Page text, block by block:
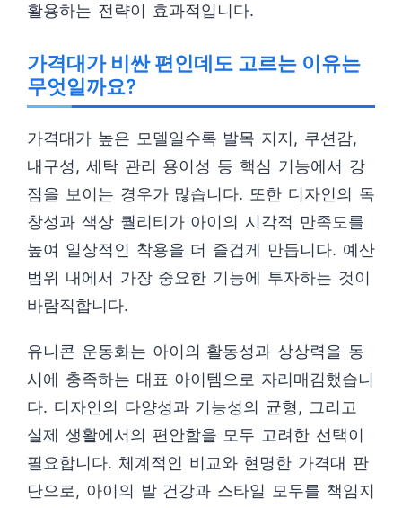
활용하는 전략이 효과적입니다.
가격대가 비싼 편인데도 고르는 이유는
무엇일까요?
가격대가 높은 모델일수록 발목 지지, 쿠션감,
내구성, 세탁 관리 용이성 등 핵심 기능에서 강
점을 보이는 경우가 많습니다. 또한 디자인의 독
창성과 색상 퀄리티가 아이의 시각적 만족도를
높여 일상적인 착용을 더 즐겁게 만듭니다. 예산
범위 내에서 가장 중요한 기능에 투자하는 것이
바람직합니다.
유니콘 운동화는 아이의 활동성과 상상력을 동
시에 충족하는 대표 아이템으로 자리매김했습니
다. 디자인의 다양성과 기능성의 균형, 그리고
실제 생활에서의 편안함을 모두 고려한 선택이
필요합니다. 체계적인 비교와 현명한 가격대 판
단으로, 아이의 발 건강과 스타일 모두를 책임지